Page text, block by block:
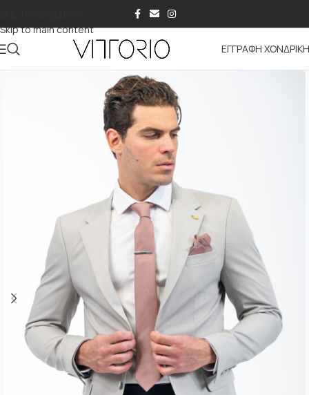
Skip to main content
ΕΓΓΡΑΦΗ